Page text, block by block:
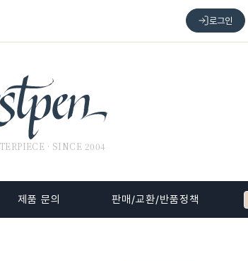
로그인
· SINCE 2004
제품 문의 판매/교환/반품정책